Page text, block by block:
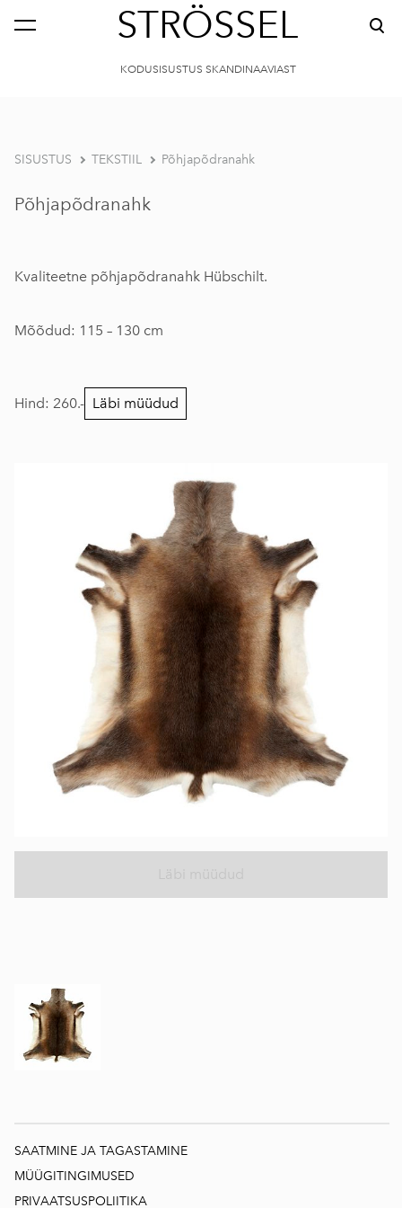
STRÖSSEL
KODUSISUSTUS SKANDINAAVIAST
SISUSTUS TEKSTIIL Põhjapõdranahk
Põhjapõdranahk
Kvaliteetne põhjapõdranahk Hübschilt.
Mõõdud: 115 – 130 cm
Hind: 260.- Läbi müüdud
SAATMINE JA TAGASTAMINE
MÜÜGITINGIMUSED
PRIVAATSUSPOLIITIKA